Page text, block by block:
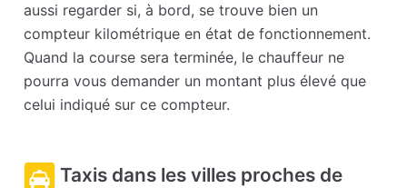
aussi regarder si, à bord, se trouve bien un
compteur kilométrique en état de fonctionnement.
Quand la course sera terminée, le chauffeur ne
pourra vous demander un montant plus élevé que
celui indiqué sur ce compteur.
Taxis dans les villes proches de